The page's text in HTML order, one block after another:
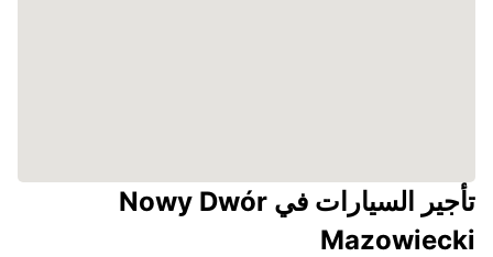
تأجير السيارات في Nowy Dwór
Mazowiecki